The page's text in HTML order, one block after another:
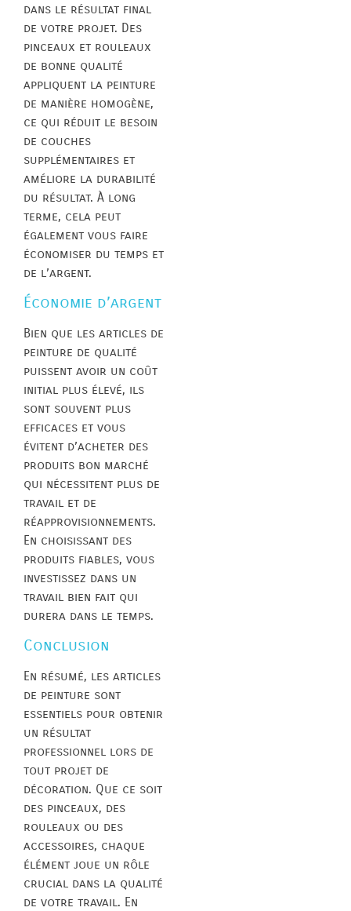
dans le résultat final
de votre projet. Des
pinceaux et rouleaux
de bonne qualité
appliquent la peinture
de manière homogène,
ce qui réduit le besoin
de couches
supplémentaires et
améliore la durabilité
du résultat. À long
terme, cela peut
également vous faire
économiser du temps et
de l’argent.
Économie d’argent
Bien que les articles de
peinture de qualité
puissent avoir un coût
initial plus élevé, ils
sont souvent plus
efficaces et vous
évitent d’acheter des
produits bon marché
qui nécessitent plus de
travail et de
réapprovisionnements.
En choisissant des
produits fiables, vous
investissez dans un
travail bien fait qui
durera dans le temps.
Conclusion
En résumé, les articles
de peinture sont
essentiels pour obtenir
un résultat
professionnel lors de
tout projet de
décoration. Que ce soit
des pinceaux, des
rouleaux ou des
accessoires, chaque
élément joue un rôle
crucial dans la qualité
de votre travail. En